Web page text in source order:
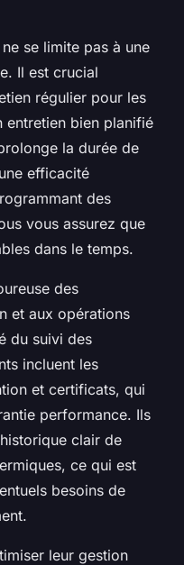
se limite pas à une
Il est crucial
régulier pour les
entretien bien planifié
la durée de
efficacité
des
vous assurez que
dans le temps.
des
et aux opérations
du suivi des
incluent les
et certificats, qui
performance. Ils
clair de
ce qui est
besoins de
leur gestion